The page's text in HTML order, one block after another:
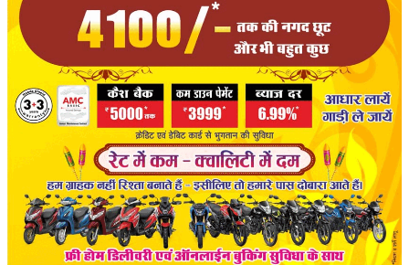
रोजगार
राजनीति
मनोरंजन
मैगज़ीन की लेख
All
मैगज़ीन की लेख